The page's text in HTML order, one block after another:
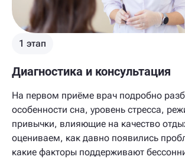
1 этап
Диагностика и консультация
На первом приёме врач подробно
особенности сна, уровень стресса,
привычки, влияющие на качество
оцениваем, как давно появились
какие факторы поддерживают